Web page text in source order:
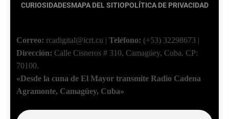
CURIOSIDADESMAPA DEL SITIOPOLÍTICA DE PRIVACIDAD
Correo: rcadigital@icrt.cu | Teléfono: (+53) 32298673 |
Dirección: Calle Cisneros # 310, Camagüey, Cuba. CP:
70100.
«Desde la cuna de El Mayor transmite Radio Cadena
Agramonte, Camagüey, Cuba»